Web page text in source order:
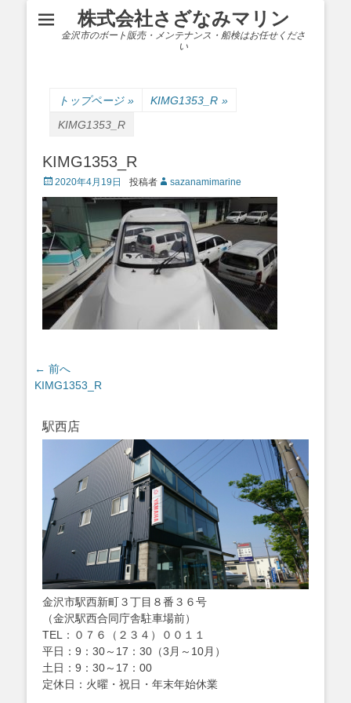
株式会社さざなみマリン
金沢市のボート販売・メンテナンス・船検はお任せくださ
い
トップページ » KIMG1353_R »
KIMG1353_R
KIMG1353_R
Posted
on
2020年4月19日 投稿者 sazanamimarine
投
稿
ビ
ゲ
ン
← 前へ
過
投
KIMG1353_R
駅西店
金沢市駅西新町３丁目８番３６号
（金沢駅西合同庁舎駐車場前）
TEL：０７６（２３４）００１１
平日：9：30～17：30（3月～10月）
土日：9：30～17：00
定休日：火曜・祝日・年末年始休業